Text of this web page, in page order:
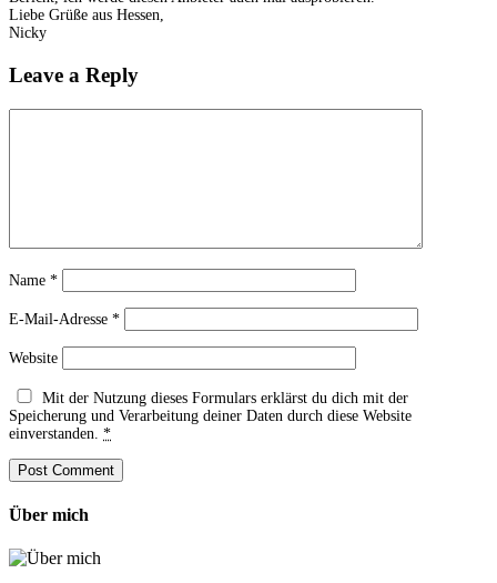
Liebe Grüße aus Hessen,
Nicky
Leave a Reply
Name *
E-Mail-Adresse *
Website
Mit der Nutzung dieses Formulars erklärst du dich mit der
Speicherung und Verarbeitung deiner Daten durch diese Website
einverstanden. *
Über mich